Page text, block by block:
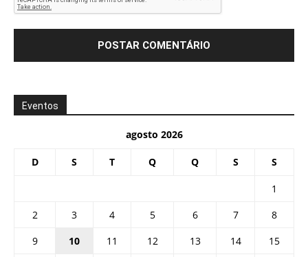
Eventos
agosto 2026
D S T Q Q S S
1
2
3 4 5 6 7
8
9
10 11 12 13 14
15